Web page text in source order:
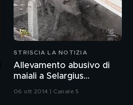
STRISCIA LA NOTIZIA
Allevamento abusivo di
maiali a Selargius
06 ott 2014 | Canale 5